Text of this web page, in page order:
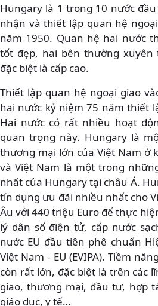
Hungary là 1 trong 10 nước
nhận và thiết lập quan hệ
năm 1950. Quan hệ hai nước
tốt đẹp, hai bên thường xuyên
đặc biệt là cấp cao.
Thiết lập quan hệ ngoại giao
hai nước kỷ niệm 75 năm thiết
Hai nước có rất nhiều hoạt
quan trọng này. Hungary là
thương mại lớn của Việt Nam ở
và Việt Nam là một trong
nhất của Hungary tại châu Á.
tín dụng ưu đãi nhiều nhất cho
Âu với 440 triệu Euro để thực
lý dân số điện tử, cấp nước
nước EU đầu tiên phê chuẩn
Việt Nam - EU (EVIPA). Tiềm
còn rất lớn, đặc biệt là trên các
giao, thương mại, đầu tư, hợp
giáo dục, y tế…